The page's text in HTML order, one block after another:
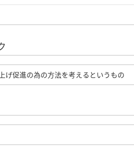
げ促進の為の方法を考えるというもの